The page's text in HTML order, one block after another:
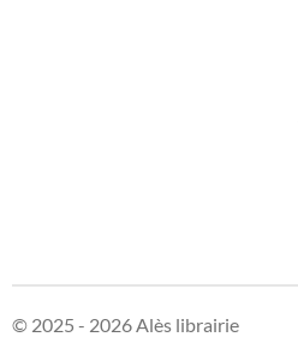
© 2025 - 2026 Alès librairie